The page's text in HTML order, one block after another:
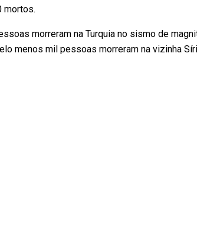
mortos.
morreram na Turquia no sismo de
menos mil pessoas morreram na vizinha